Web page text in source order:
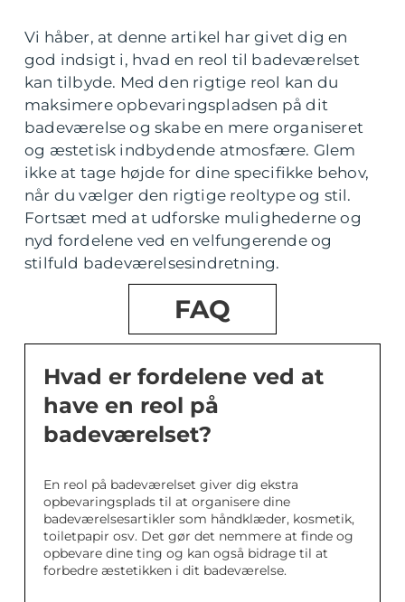
Vi håber, at denne artikel har givet dig en
god indsigt i, hvad en reol til badeværelset
kan tilbyde. Med den rigtige reol kan du
maksimere opbevaringspladsen på dit
badeværelse og skabe en mere organiseret
og æstetisk indbydende atmosfære. Glem
ikke at tage højde for dine specifikke behov,
når du vælger den rigtige reoltype og stil.
Fortsæt med at udforske mulighederne og
nyd fordelene ved en velfungerende og
stilfuld badeværelsesindretning.
FAQ
Hvad er fordelene ved at
have en reol på
badeværelset?
En reol på badeværelset giver dig ekstra
opbevaringsplads til at organisere dine
badeværelsesartikler som håndklæder, kosmetik,
toiletpapir osv. Det gør det nemmere at finde og
opbevare dine ting og kan også bidrage til at
forbedre æstetikken i dit badeværelse.